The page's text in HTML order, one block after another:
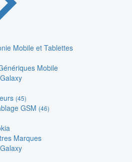
Mobile et Tablettes
Mobile
(45)
GSM (46)
Marques